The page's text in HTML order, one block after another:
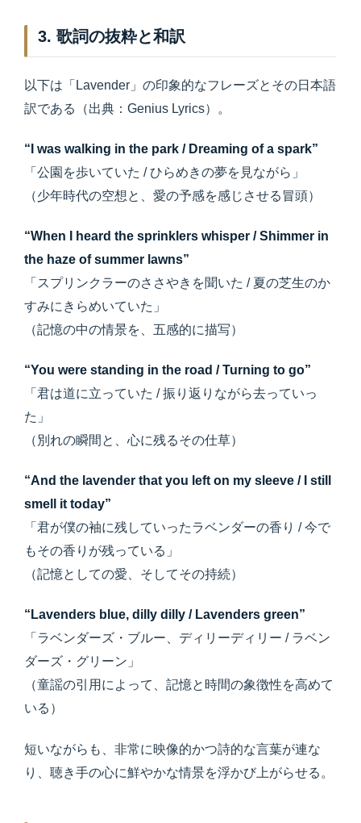
3. 歌詞の抜粋と和訳
以下は「Lavender」の印象的なフレーズとその日本語
訳である（出典：Genius Lyrics）。
“I was walking in the park / Dreaming of a spark”
「公園を歩いていた / ひらめきの夢を見ながら」
（少年時代の空想と、愛の予感を感じさせる冒頭）
“When I heard the sprinklers whisper / Shimmer in
the haze of summer lawns”
「スプリンクラーのささやきを聞いた / 夏の芝生のか
すみにきらめいていた」
（記憶の中の情景を、五感的に描写）
“You were standing in the road / Turning to go”
「君は道に立っていた / 振り返りながら去っていっ
た」
（別れの瞬間と、心に残るその仕草）
“And the lavender that you left on my sleeve / I still
smell it today”
「君が僕の袖に残していったラベンダーの香り / 今で
もその香りが残っている」
（記憶としての愛、そしてその持続）
“Lavenders blue, dilly dilly / Lavenders green”
「ラベンダーズ・ブルー、ディリーディリー / ラベン
ダーズ・グリーン」
（童謡の引用によって、記憶と時間の象徴性を高めて
いる）
短いながらも、非常に映像的かつ詩的な言葉が連な
り、聴き手の心に鮮やかな情景を浮かび上がらせる。